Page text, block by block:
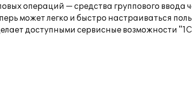
операций — средства группового ввода
может легко и быстро настраиваться
доступными сервисные возможности